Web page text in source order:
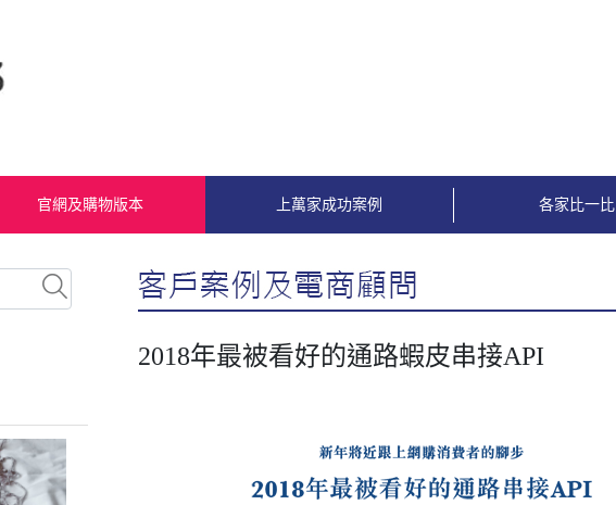
官網及購物版本 上萬家成功案例 各家比一比
2018年最被看好的通路蝦皮串接API